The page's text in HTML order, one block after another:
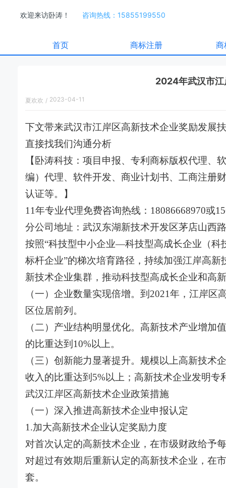
欢迎来访卧涛！ 咨询热线：15855199550
首页 商标注册 商
2024年武汉市江
夏欢欢 / 2023-04-11
下文带来武汉市江岸区高新技术企业奖励发展
直接找我们沟通分析
【卧涛科技：项目申报、专利商标版权代理
编）代理、软件开发、商业计划书、工商注册
认证等。】
11年专业代理免费咨询热线：18086668970或
分公司地址：武汉东湖新技术开发区茅店山西
按照“科技型中小企业—科技型高成长企业（
标杆企业”的梯次培育路径，持续加强江岸高
新技术企业集群，推动科技型高成长企业和高
（一）企业数量实现倍增。到2021年，江岸
区位居前列。
（二）产业结构明显优化。高新技术产业增加
的比重达到10%以上。
（三）创新能力显著提升。规模以上高新技
收入的比重达到5%以上；高新技术企业发明专
武汉江岸区高新技术企业政策措施
（一）深入推进高新技术企业申报认定
1.加大高新技术企业认定奖励力度
对首次认定的高新技术企业，在市级财政给予
对超过有效期后重新认定的高新技术企业，在
套。